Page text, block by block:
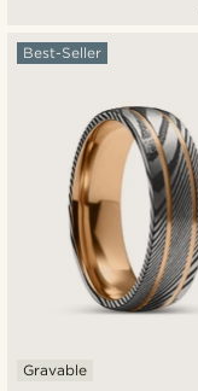
Best-Seller
Gravable